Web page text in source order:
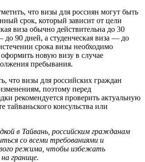
что визы для россиян могут быть
срок, который зависит от цели
виза обычно действительна до 30
до 90 дней, а студенческая виза — до
срока визы необходимо
новую визу в случае
пребывания.
что визы для российских граждан
поэтому перед
рекомендуется проверить актуальную
тайваньского консульства или
в Тайвань, российским гражданам
со всеми требованиями и
режима, чтобы избежать
границе.